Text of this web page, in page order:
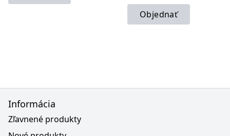
Objednať
Informácia
Zľavnené produkty